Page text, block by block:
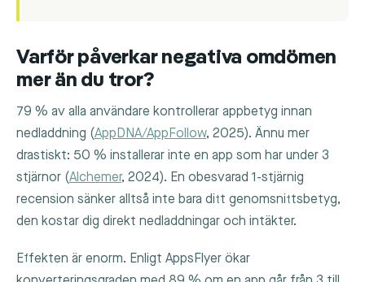
Varför påverkar negativa omdömen
mer än du tror?
79 % av alla användare kontrollerar appbetyg innan
nedladdning (AppDNA/AppFollow, 2025). Ännu mer
drastiskt: 50 % installerar inte en app som har under 3
stjärnor (Alchemer, 2024). En obesvarad 1-stjärnig
recension sänker alltså inte bara ditt genomsnittsbetyg,
den kostar dig direkt nedladdningar och intäkter.
Effekten är enorm. Enligt AppsFlyer ökar